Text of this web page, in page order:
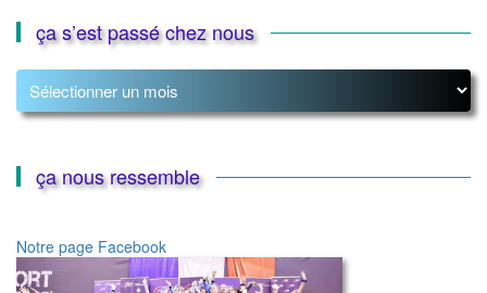
ça s’est passé chez nous
ça
s’est
passé
nousça nous ressemble
Notre page Facebook